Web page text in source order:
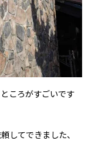
ころがすごいです
してできました、